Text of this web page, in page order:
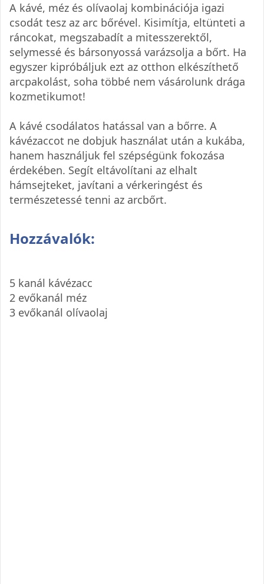
A kávé, méz és olívaolaj kombinációja igazi
csodát tesz az arc bőrével. Kisimítja, eltünteti a
ráncokat, megszabadít a mitesszerektől,
selymessé és bársonyossá varázsolja a bőrt. Ha
egyszer kipróbáljuk ezt az otthon elkészíthető
arcpakolást, soha többé nem vásárolunk drága
kozmetikumot!
A kávé csodálatos hatással van a bőrre. A
kávézaccot ne dobjuk használat után a kukába,
hanem használjuk fel szépségünk fokozása
érdekében. Segít eltávolítani az elhalt
hámsejteket, javítani a vérkeringést és
természetessé tenni az arcbőrt.
Hozzávalók:
5 kanál kávézacc
2 evőkanál méz
3 evőkanál olívaolaj